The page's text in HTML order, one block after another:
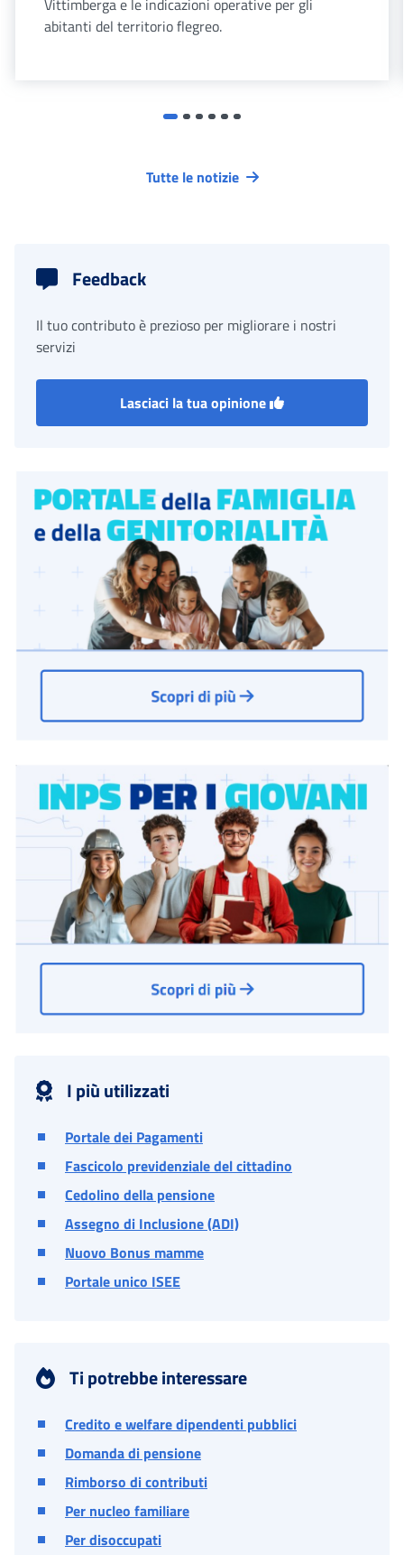
Vittimberga e le indicazioni operative per gli
abitanti del territorio flegreo.
Tutte le notizie
Feedback
Il tuo contributo è prezioso per migliorare i nostri
servizi
Lasciaci la tua opinione
I più utilizzati
Portale dei Pagamenti
Fascicolo previdenziale del cittadino
Cedolino della pensione
Assegno di Inclusione (ADI)
Nuovo Bonus mamme
Portale unico ISEE
Ti potrebbe interessare
Credito e welfare dipendenti pubblici
Domanda di pensione
Rimborso di contributi
Per nucleo familiare
Per disoccupati